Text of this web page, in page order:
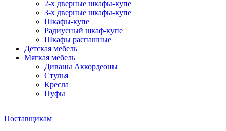
2-х дверные шкафы-купе
3-х дверные шкафы-купе
Шкафы-купе
Радиусный шкаф-купе
Шкафы распашные
Детская мебель
Мягкая мебель
Диваны Аккордеоны
Стулья
Кресла
Пуфы
Поставщикам